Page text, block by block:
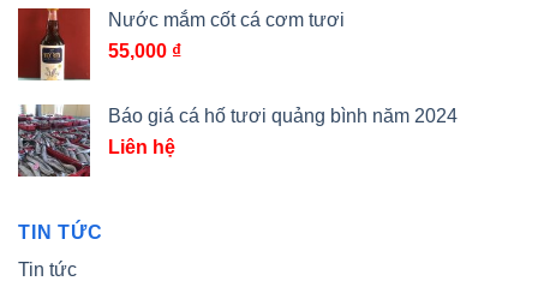
Nước mắm cốt cá cơm tươi
55,000 ₫
Báo giá cá hố tươi quảng bình năm 2024
Liên hệ
TIN TỨC
Tin tức